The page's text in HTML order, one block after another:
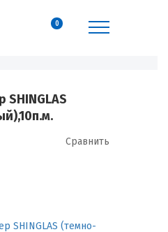
0
SHINGLAS
Сравнить